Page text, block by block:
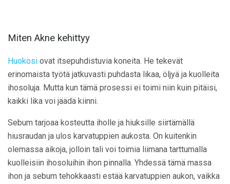
Miten Akne kehittyy
Huokosi ovat itsepuhdistuvia koneita. He tekevät
erinomaista työtä jatkuvasti puhdasta likaa, öljyä ja kuolleita
ihosoluja. Mutta kun tämä prosessi ei toimi niin kuin pitäisi,
kaikki lika voi jäädä kiinni.
Sebum tarjoaa kosteutta iholle ja hiuksille siirtämällä
hiusraudan ja ulos karvatuppien aukosta. On kuitenkin
olemassa aikoja, jolloin tali voi toimia liimana tarttumalla
kuolleisiin ihosoluihin ihon pinnalla. Yhdessä tämä massa
ihon ja sebum tehokkaasti estää karvatuppien aukon, vaikka